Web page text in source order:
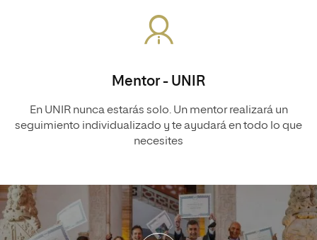
Mentor - UNIR
En UNIR nunca estarás solo. Un mentor realizará un
seguimiento individualizado y te ayudará en todo lo que
necesites